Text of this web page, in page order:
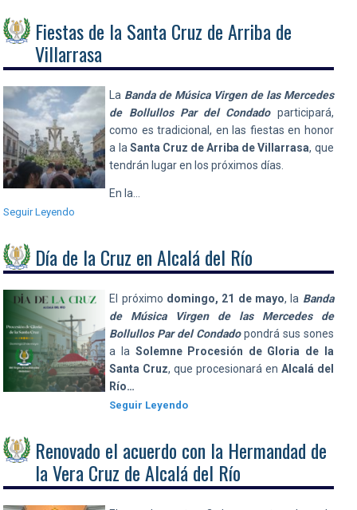
Fiestas de la Santa Cruz de Arriba de
Villarrasa
La Banda de Música Virgen de las Mercedes
de Bollullos Par del Condadoparticipará,
como es tradicional, en las fiestas en honor
a la Santa Cruz de Arriba de Villarrasa, que
tendrán lugar en los próximos días.
En la…
Seguir Leyendo
Día de la Cruz en Alcalá del Río
El próximo domingo, 21 de mayo, la Banda
de Música Virgen de las Mercedes de
Bollullos Par del Condadopondrá sus sones
a la Solemne Procesión de Gloria de la
Santa Cruz, que procesionará en Alcalá del
Río…
Seguir Leyendo
Renovado el acuerdo con la Hermandad de
la Vera Cruz de Alcalá del Río